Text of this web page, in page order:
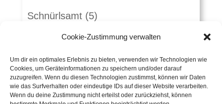
Cookie-Zustimmung verwalten
Um dir ein optimales Erlebnis zu bieten, verwenden wir Technologien wie
Cookies, um Geräteinformationen zu speichern und/oder darauf
zuzugreifen. Wenn du diesen Technologien zustimmst, können wir Daten
wie das Surfverhalten oder eindeutige IDs auf dieser Website verarbeiten.
Wenn du deine Zustimmung nicht erteilst oder zurückziehst, können
Schnürlsamt (5)
Herbst-Winterstoffe (21)
Jacquard (10)
Kunstleder und Folie (15)